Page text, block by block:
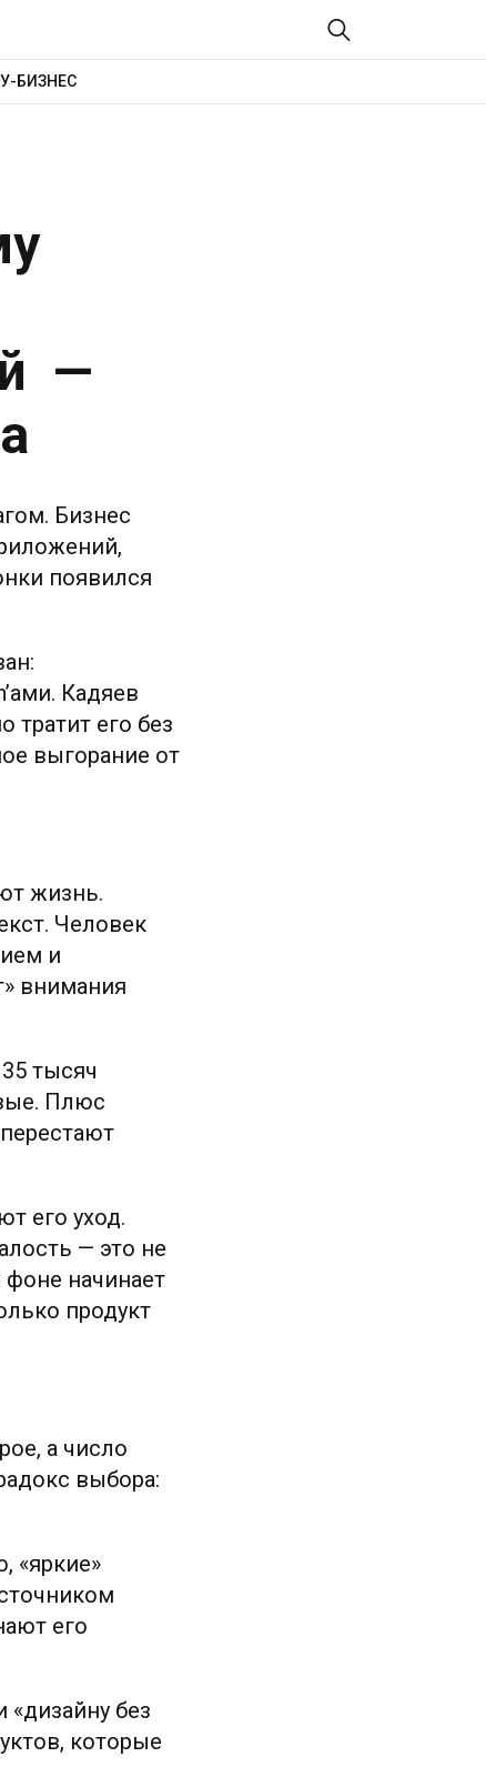
БИЗНЕС
—
Бизнес
появился
Кадяев
его без
выгорание от
жизнь.
Человек
и
внимания
тысяч
Плюс
его уход.
— это не
фоне начинает
продукт
а число
выбора:
«яркие»
его
без
которые